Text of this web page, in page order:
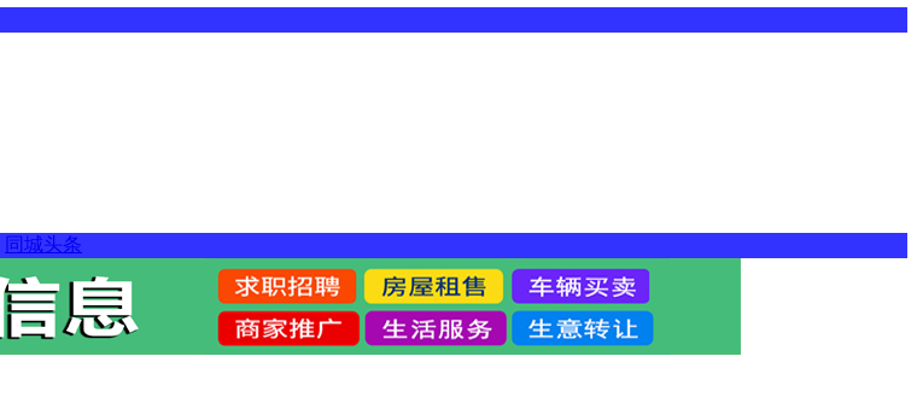
同城头条